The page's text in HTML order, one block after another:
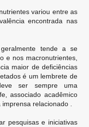
variou entre as
encontrada nas
tende a se
e nos macronutrientes,
maior de deficiências
é um lembrete de
ser sempre uma
associado acadêmico
relacionado .
pesquisas e iniciativas